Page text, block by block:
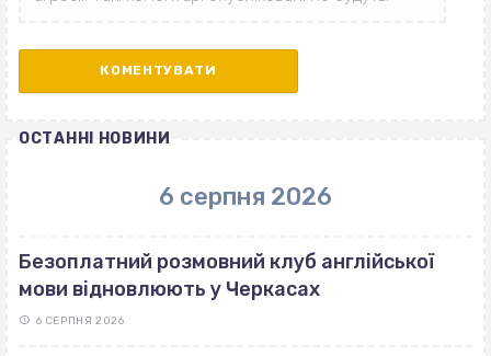
ОСТАННІ НОВИНИ
6 серпня 2026
Безоплатний розмовний клуб англійської
мови відновлюють у Черкасах
6 СЕРПНЯ 2026